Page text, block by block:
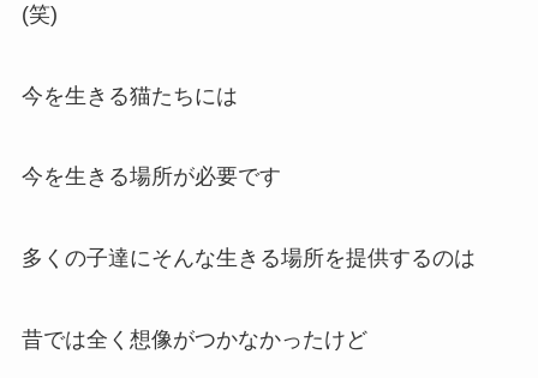
(笑)
今を生きる猫たちには
今を生きる場所が必要です
多くの子達にそんな生きる場所を提供するのは
昔では全く想像がつかなかったけど